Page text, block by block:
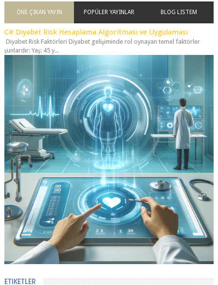
ÖNE ÇIKAN YAYIN POPÜLER YAYINLAR BLOG LISTEM
C# Diyabet Risk Hesaplama Algoritması ve Uygulaması
Diyabet Risk Faktörleri Diyabet gelişiminde rol oynayan temel faktörler
şunlardır: Yaş: 45 y...
ETIKETLER